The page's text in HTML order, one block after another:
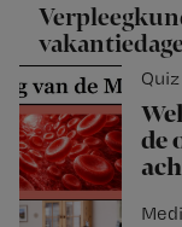
Quiz
de